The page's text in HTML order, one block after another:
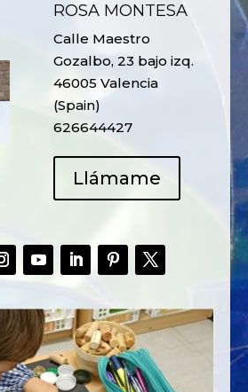
ROSA MONTESA
Calle Maestro
Gozalbo, 23 bajo izq.
46005 Valencia
(Spain)
626644427
Llámame